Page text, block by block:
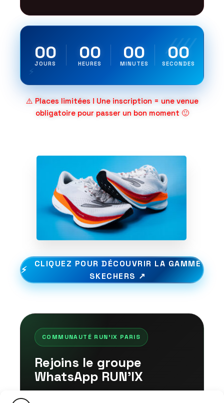
00
JOURS
00
HEURES
00
MINUTES
00
SECONDES
⚠️ Places limitées ! Une inscription = une venue
obligatoire pour passer un bon moment 🙂
CLIQUEZ POUR DÉCOUVRIR LA GAMME
SKECHERS ↗
COMMUNAUTÉ RUN'IX PARIS
Rejoins le groupe
WhatsApp RUN'IX